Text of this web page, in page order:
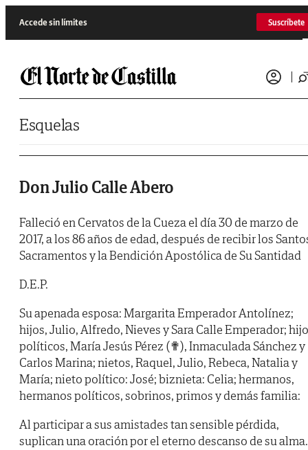
Accede sin límites Suscríbete
Esquelas
Don Julio Calle Abero
Falleció en Cervatos de la Cueza el día 30 de marzo de
2017, a los 86 años de edad, después de recibir los
Sacramentos y la Bendición Apostólica de Su Santidad
D.E.P.
Su apenada esposa: Margarita Emperador Antolínez;
hijos, Julio, Alfredo, Nieves y Sara Calle Emperador;
políticos, María Jesús Pérez (✟), Inmaculada Sánchez y
Carlos Marina; nietos, Raquel, Julio, Rebeca, Natalia y
María; nieto político: José; biznieta: Celia; hermanos,
hermanos políticos, sobrinos, primos y demás familia:
Al participar a sus amistades tan sensible pérdida,
suplican una oración por el eterno descanso de su alma.